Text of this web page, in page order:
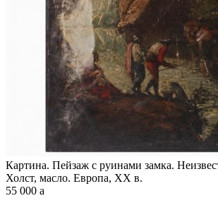
Картина. Пейзаж с руинами замка.
Холст, масло. Европа, XX в.
55 000 a